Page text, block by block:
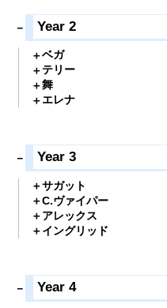
Year 2
ベガ
テリー
舞
エレナ
Year 3
サガット
C.ヴァイパー
アレックス
イングリッド
Year 4